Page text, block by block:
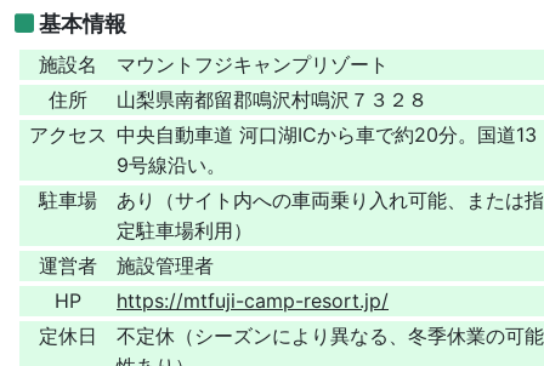
基本情報
施設名
マウントフジキャンプリゾート
住所
山梨県南都留郡鳴沢村鳴沢７３２８
アクセス 中央自動車道 河口湖ICから車で約20分。国道13
9号線沿い。
駐車場
あり（サイト内への車両乗り入れ可能、または指
定駐車場利用）
運営者
施設管理者
HP
https://mtfuji-camp-resort.jp/
定休日
不定休（シーズンにより異なる、冬季休業の可能